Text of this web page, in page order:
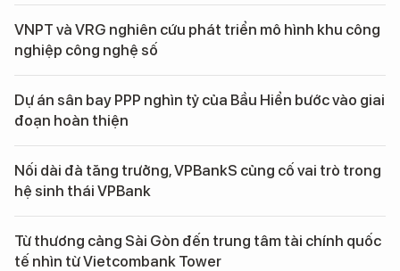
VNPT và VRG nghiên cứu phát triển mô hình khu công
nghiệp công nghệ số
Dự án sân bay PPP nghìn tỷ của Bầu Hiển bước vào giai
đoạn hoàn thiện
Nối dài đà tăng trưởng, VPBankS củng cố vai trò trong
hệ sinh thái VPBank
Từ thương cảng Sài Gòn đến trung tâm tài chính quốc
tế nhìn từ Vietcombank Tower